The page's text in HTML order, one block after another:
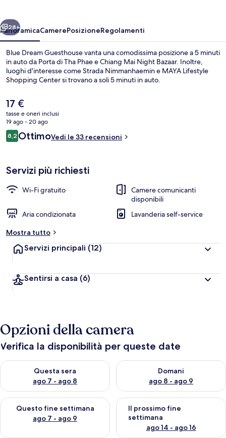
Reception
Avanti
28+
PanoramicaCamerePosizioneRegolamenti
Blue Dream Guesthouse vanta una comodissima posizione a 5 minuti
in auto da Porta di Tha Phae e Chiang Mai Night Bazaar. Inoltre,
luoghi d'interesse come Strada Nimmanhaemin e MAYA Lifestyle
Shopping Center si trovano a soli 5 minuti in auto.
Il
prezzo
attuale
è
17 €
17 €
tasse e oneri inclusi
19 ago - 20 ago
Recensioni
8,28,2 su 10
OttimoVedi le 33 recensioni
Servizi più richiesti
Wi-Fi gratuito
Camere comunicanti
disponibili
Aria condizionata
Lavanderia self-service
Mostra tutto
Servizi principali (12)
Sentirsi a casa (6)
Opzioni della camera
Verifica la disponibilità per queste date
Questa sera
ago 7 - ago 8
Verifica la disponibilità per questa sera, ago 7 - ago 8
Domani
ago 8 - ago 9
Verifica la disponibilità per
Questo fine settimana
ago 7 - ago 9
Verifica la disponibilità per questo fine settimana, ago 7 - ago
Il prossimo fine
settimana
ago 14 - ago 16
Verifica la disponibilità per il